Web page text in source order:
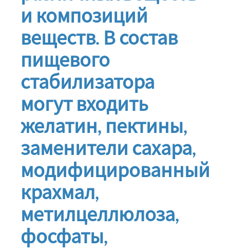
и композиций
веществ. В состав
пищевого
стабилизатора
могут входить
желатин, пектины,
заменители сахара,
модифицированный
крахмал,
метилцеллюлоза,
фосфаты,